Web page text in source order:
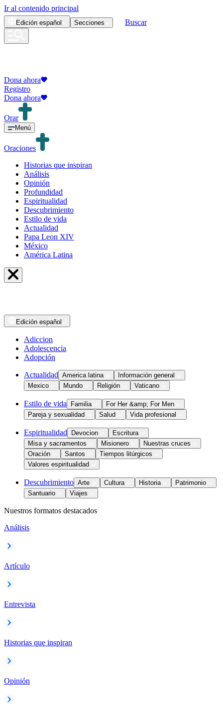
Ir al contenido principal
Edición español Secciones Buscar
Dona ahora
Registro
Dona ahora
Orar
Menú
Oraciones
Historias que inspiran
Análisis
Opinión
Profundidad
Espiritualidad
Descubrimiento
Estilo de vida
Actualidad
Papa Leon XIV
México
América Latina
Edición español
Adiccion
Adolescencia
Adopción
Actualidad America latina
Información general
Mexico
Mundo Religión Vaticano
Estilo de vida Familia
For Her &amp; For Men
Pareja y sexualidad
Salud Vida profesional
Espiritualidad Devocion
Escritura
Misa y sacramentos
Misionero
Nuestras cruces
Oración
Santos
Tiempos litúrgicos
Valores espiritualidad
Descubrimiento Arte Cultura Historia
Patrimonio
Santuario
Viajes
Nuestros formatos destacados
Análisis
Artículo
Entrevista
Historias que inspiran
Opinión